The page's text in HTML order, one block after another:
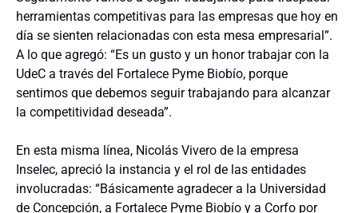
herramientas competitivas para las empresas que hoy en
día se sienten relacionadas con esta mesa empresarial”.
A lo que agregó: “Es un gusto y un honor trabajar con la
UdeC a través del Fortalece Pyme Biobío, porque
sentimos que debemos seguir trabajando para alcanzar
la competitividad deseada”.
En esta misma línea, Nicolás Vivero de la empresa
Inselec, apreció la instancia y el rol de las entidades
involucradas: “Básicamente agradecer a la Universidad
de Concepción, a Fortalece Pyme Biobío y a Corfo por